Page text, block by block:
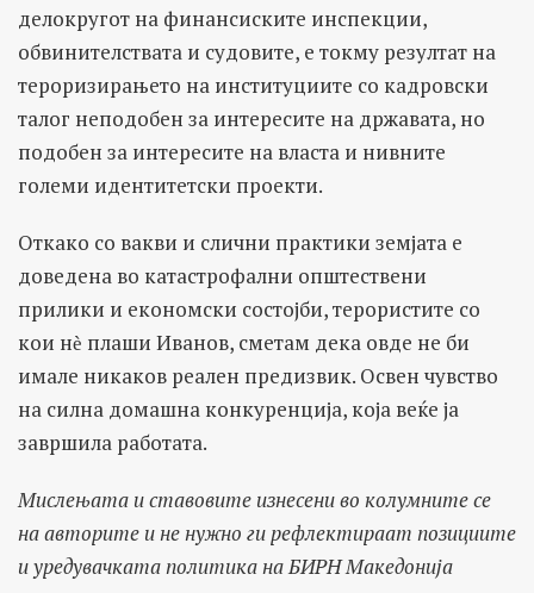
делокругот на финансиските инспекции,
обвинителствата и судовите, е токму резултат на
тероризирањето на институциите со кадровски
талог неподобен за интересите на државата, но
подобен за интересите на власта и нивните
големи идентитетски проекти.
Откако со вакви и слични практики земјата е
доведена во катастрофални општествени
прилики и економски состојби, терористите со
кои нѐ плаши Иванов, сметам дека овде не би
имале никаков реален предизвик. Освен чувство
на силна домашна конкуренција, која веќе ја
завршила работата.
Мислењата и ставовите изнесени во колумните се
на авторите и не нужно ги рефлектираат позициите
и уредувачката политика на БИРН Македонија